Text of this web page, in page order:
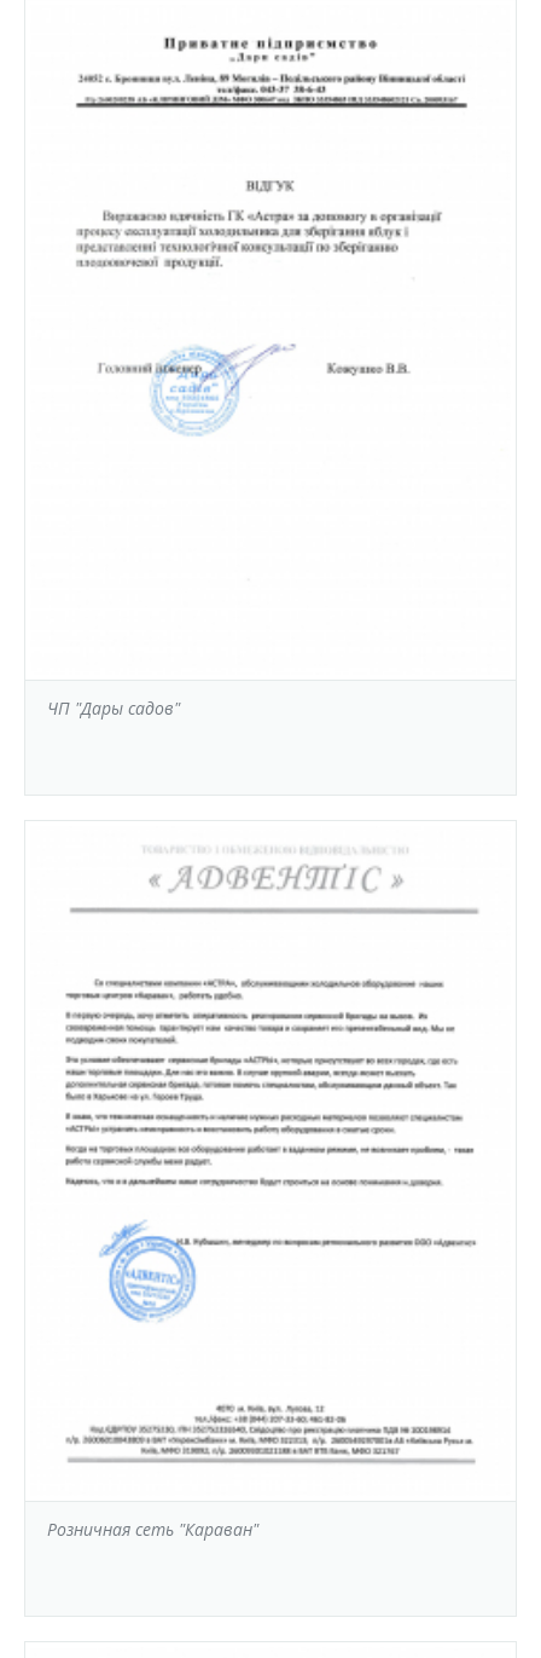
ЧП "Дары садов"
Розничная сеть "Караван"